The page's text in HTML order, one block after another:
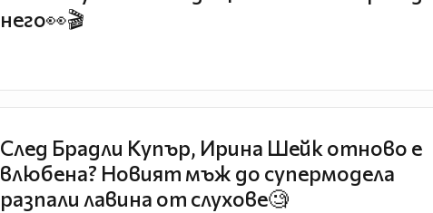
него👀🎬
След Брадли Купър, Ирина Шейк отново е
влюбена? Новият мъж до супермодела
разпали лавина от слухове🧐